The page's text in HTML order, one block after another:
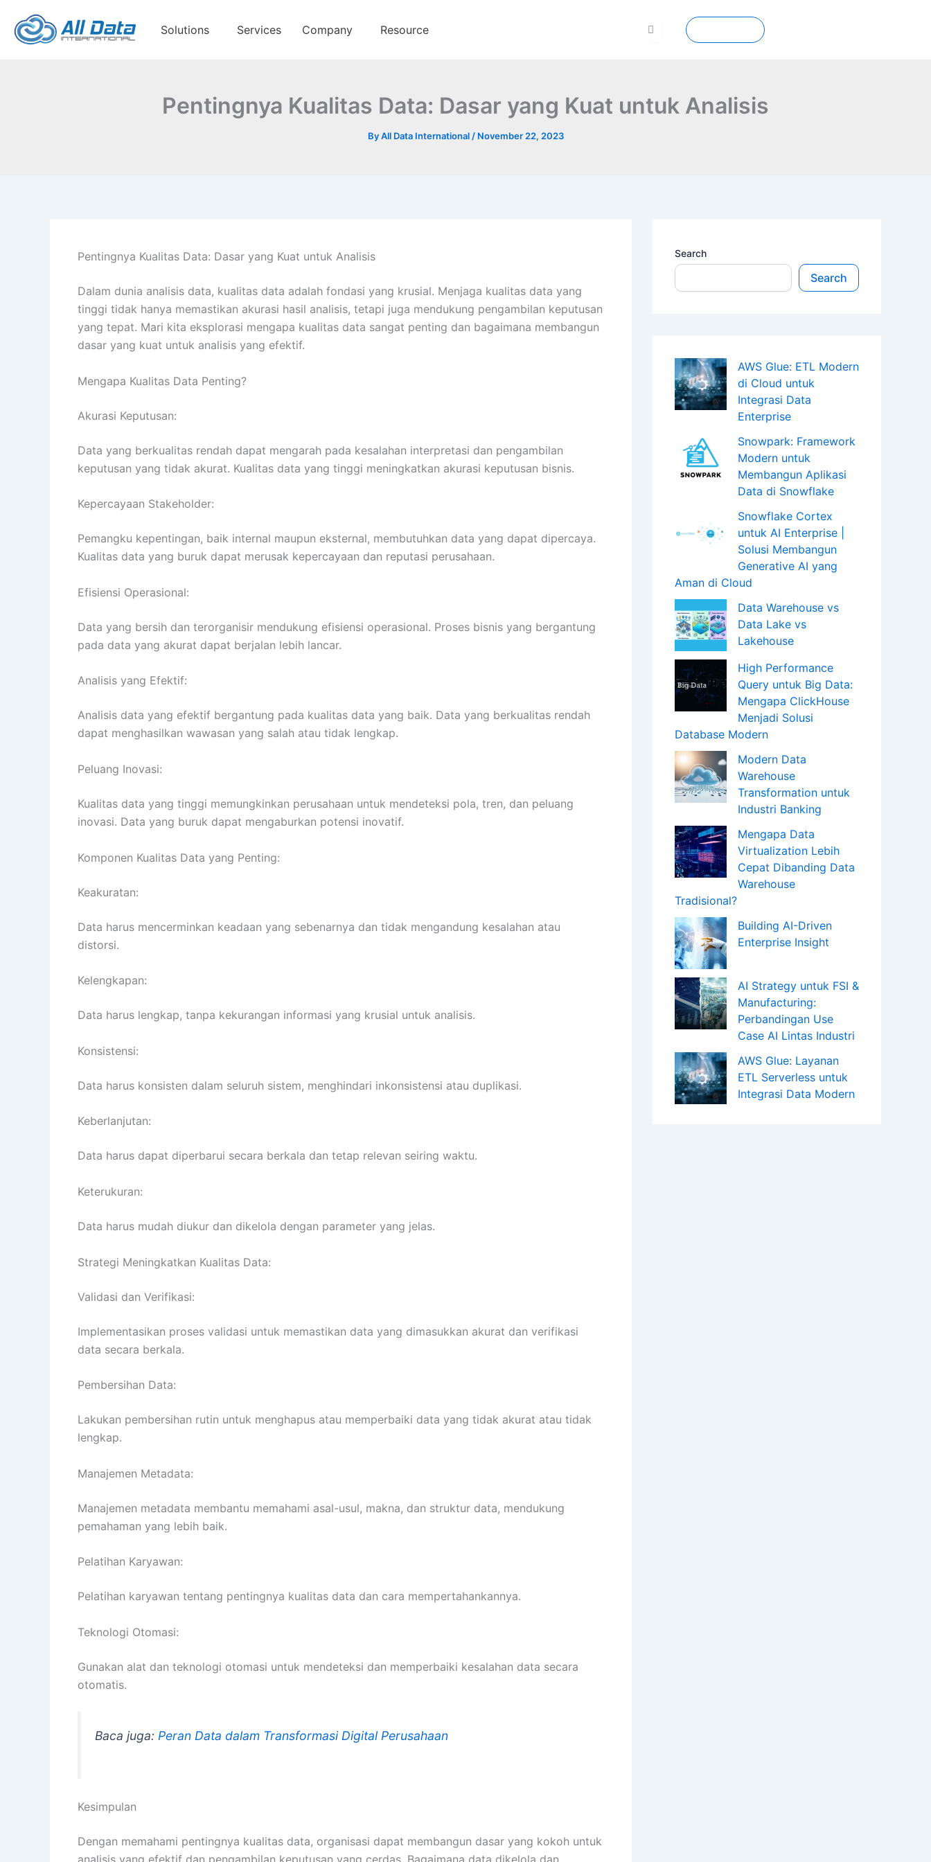
content
Solutions Services Company Resource
Pentingnya Kualitas Data: Dasar yang Kuat untuk Analisis
ByAll Data International / November 22, 2023
Pentingnya Kualitas Data: Dasar yang Kuat untuk Analisis
Dalam dunia analisis data, kualitas data adalah fondasi yang krusial. Menjaga kualitas data yang
tinggi tidak hanya memastikan akurasi hasil analisis, tetapi juga mendukung pengambilan keputusan
yang tepat. Mari kita eksplorasi mengapa kualitas data sangat penting dan bagaimana membangun
dasar yang kuat untuk analisis yang efektif.
Mengapa Kualitas Data Penting?
Akurasi Keputusan:
Data yang berkualitas rendah dapat mengarah pada kesalahan interpretasi dan pengambilan
keputusan yang tidak akurat. Kualitas data yang tinggi meningkatkan akurasi keputusan bisnis.
Kepercayaan Stakeholder:
Pemangku kepentingan, baik internal maupun eksternal, membutuhkan data yang dapat dipercaya.
Kualitas data yang buruk dapat merusak kepercayaan dan reputasi perusahaan.
Efisiensi Operasional:
Data yang bersih dan terorganisir mendukung efisiensi operasional. Proses bisnis yang bergantung
pada data yang akurat dapat berjalan lebih lancar.
Analisis yang Efektif:
Analisis data yang efektif bergantung pada kualitas data yang baik. Data yang berkualitas rendah
dapat menghasilkan wawasan yang salah atau tidak lengkap.
Peluang Inovasi:
Kualitas data yang tinggi memungkinkan perusahaan untuk mendeteksi pola, tren, dan peluang
inovasi. Data yang buruk dapat mengaburkan potensi inovatif.
Komponen Kualitas Data yang Penting:
Keakuratan:
Data harus mencerminkan keadaan yang sebenarnya dan tidak mengandung kesalahan atau
distorsi.
Kelengkapan:
Data harus lengkap, tanpa kekurangan informasi yang krusial untuk analisis.
Konsistensi:
Data harus konsisten dalam seluruh sistem, menghindari inkonsistensi atau duplikasi.
Keberlanjutan:
Data harus dapat diperbarui secara berkala dan tetap relevan seiring waktu.
Keterukuran:
Data harus mudah diukur dan dikelola dengan parameter yang jelas.
Strategi Meningkatkan Kualitas Data:
Validasi dan Verifikasi:
Implementasikan proses validasi untuk memastikan data yang dimasukkan akurat dan verifikasi
data secara berkala.
Pembersihan Data:
Lakukan pembersihan rutin untuk menghapus atau memperbaiki data yang tidak akurat atau tidak
lengkap.
Manajemen Metadata:
Manajemen metadata membantu memahami asal-usul, makna, dan struktur data, mendukung
pemahaman yang lebih baik.
Pelatihan Karyawan:
Pelatihan karyawan tentang pentingnya kualitas data dan cara mempertahankannya.
Teknologi Otomasi:
Gunakan alat dan teknologi otomasi untuk mendeteksi dan memperbaiki kesalahan data secara
otomatis.
Baca juga: Peran Data dalam Transformasi Digital Perusahaan
Kesimpulan
Dengan memahami pentingnya kualitas data, organisasi dapat membangun dasar yang kokoh untuk
analisis yang efektif dan pengambilan keputusan yang cerdas. Bagaimana data dikelola dan
Search
Search
AWS Glue: ETL Modern
di Cloud untuk
Integrasi Data
Enterprise
Snowpark: Framework
Modern untuk
Membangun Aplikasi
Data di Snowflake
Snowflake Cortex
untuk AI Enterprise |
Solusi Membangun
Generative AI yang
Aman di Cloud
Data Warehouse vs
Data Lake vs
Lakehouse
High Performance
Query untuk Big Data:
Mengapa ClickHouse
Menjadi Solusi
Database Modern
Modern Data
Warehouse
Transformation untuk
Industri Banking
Mengapa Data
Virtualization Lebih
Cepat Dibanding Data
Warehouse
Tradisional?
Building AI-Driven
Enterprise Insight
AI Strategy untuk FSI &
Manufacturing:
Perbandingan Use
Case AI Lintas Industri
AWS Glue: Layanan
ETL Serverless untuk
Integrasi Data Modern